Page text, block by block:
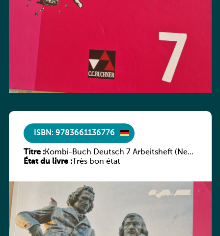
ISBN: 9783661136776
Titre :Kombi-Buch Deutsch 7 Arbeitsheft (Neue
Ausgabe Luxemburg)
État du livre :Très bon état